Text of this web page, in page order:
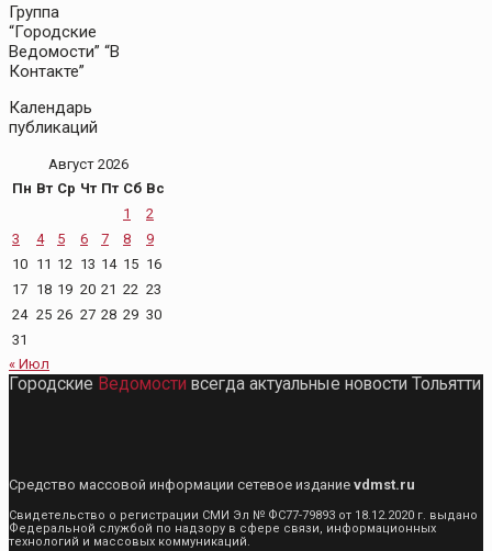
Группа
“Городские
Ведомости” “В
Контакте”
Календарь
публикаций
Август 2026
Пн Вт Ср Чт Пт Сб Вс
1
2
3
4 5 6 7 8
9
10 11 12 13 14 15 16
17 18 19 20 21 22 23
24 25 26 27 28 29 30
31
« Июл
Городские Ведомости всегда актуальные новости Тольятти
Средство массовой информации сетевое издание vdmst.ru
Свидетельство о регистрации СМИ Эл № ФС77-79893 от 18.12.2020 г. выдано
Федеральной службой по надзору в сфере связи, информационных
технологий и массовых коммуникаций.